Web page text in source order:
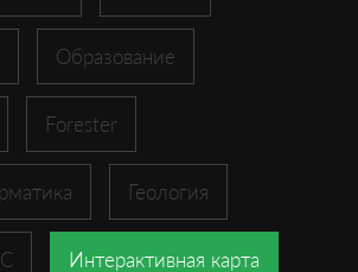
Образование
Forester
Геология
Интерактивная карта